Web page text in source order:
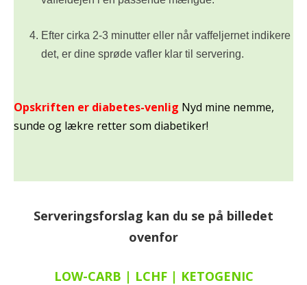
Efter cirka 2-3 minutter eller når vaffeljernet indikere
det, er dine sprøde vafler klar til servering.
Opskriften er diabetes-venlig Nyd mine nemme,
sunde og lækre retter som diabetiker!
Serveringsforslag kan du se på billedet
ovenfor
LOW-CARB | LCHF | KETOGENIC